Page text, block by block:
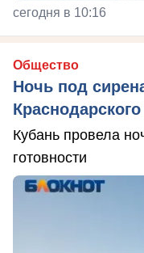
сегодня в 10:16
Общество
Ночь под
Кубань провела
готовности